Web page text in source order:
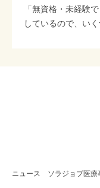
「無資格・未経験
しているので、い
ニュース ソラジョブ医療